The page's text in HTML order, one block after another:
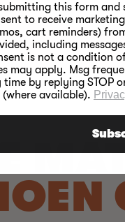
this form
to receive
cart reminders)
including
is not a condition
may apply. Msg
time by replying STOP
(where available).